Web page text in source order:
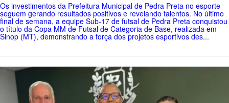
Os investimentos da Prefeitura Municipal de Pedra Preta no esporte
seguem gerando resultados positivos e revelando talentos. No último
final de semana, a equipe Sub-17 de futsal de Pedra Preta conquistou
o título da Copa MM de Futsal de Categoria de Base, realizada em
Sinop (MT), demonstrando a força dos projetos esportivos des...